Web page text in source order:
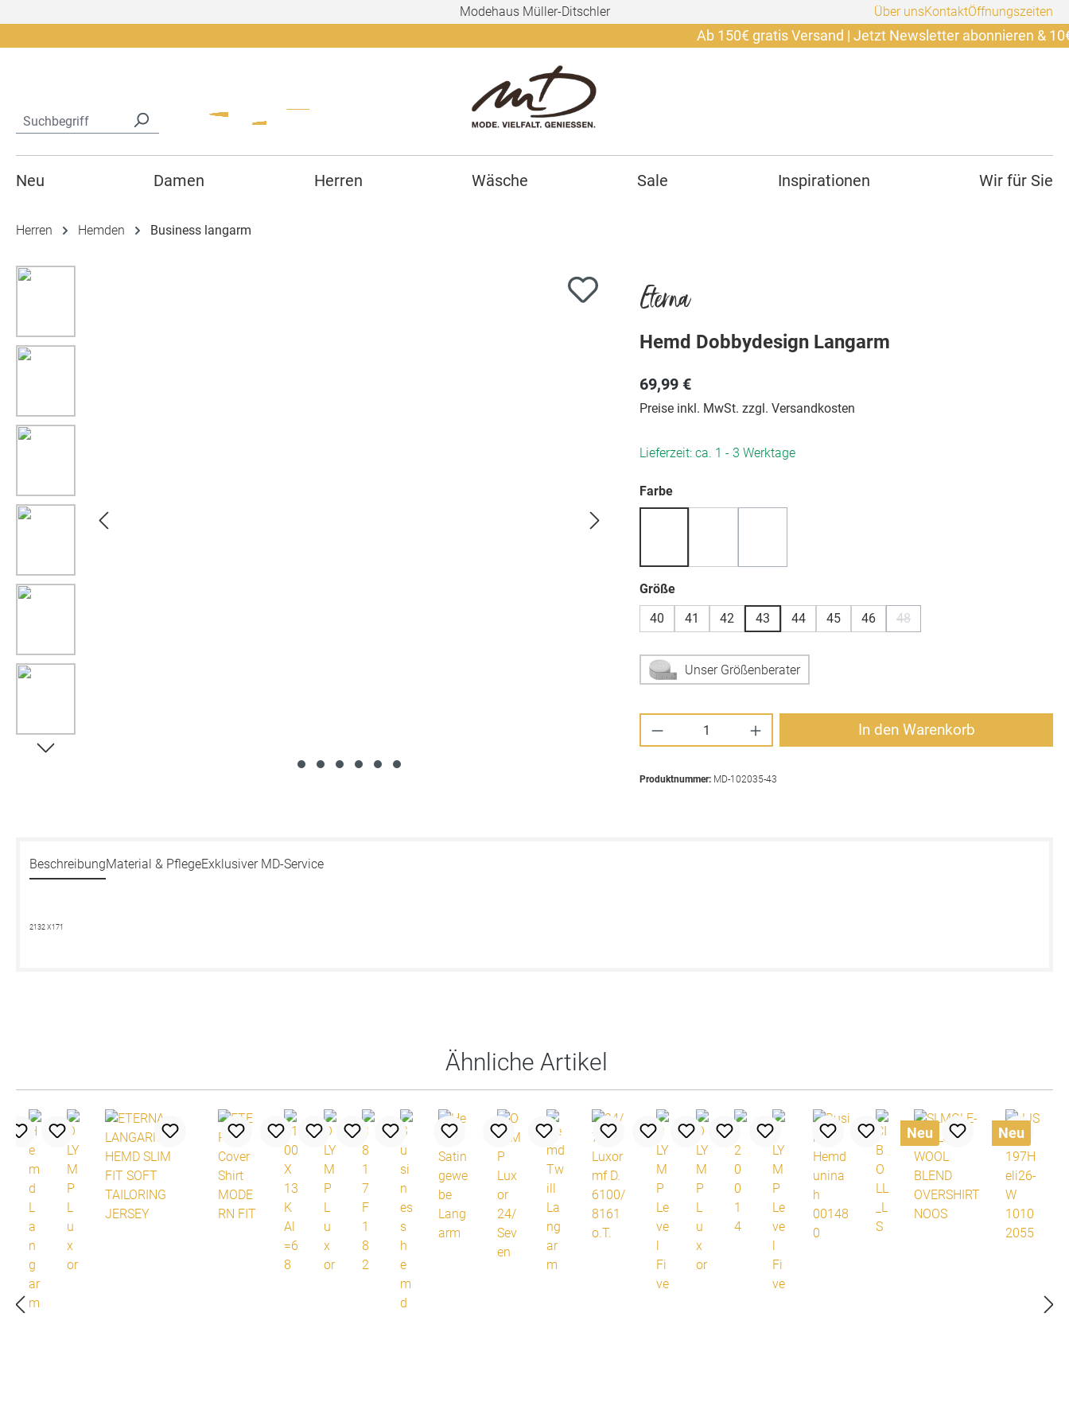
Modehaus Müller-Ditschler Über unsKontaktÖffnungszeiten
Ab 150€ gratis Versand | Jetzt Newsletter abonnieren & 10€
Neu Damen Herren Wäsche Sale Inspirationen Wir für Sie
Herren Hemden Business langarm
Bildergalerie überspringen
Eterna
Hemd Dobbydesign Langarm
69,99 €
Preise inkl. MwSt. zzgl. Versandkosten
Lieferzeit: ca. 1 - 3 Werktage
Farbeauswählen
Größeauswählen
40
41 42 43 44 45 46 48
Unser Größenberater
Produkt Anzahl: Gib den gewünschten Wert ein
In den Warenkorb
Produktnummer: MD-102035-43
BeschreibungMaterial & PflegeExklusiver MD-Service
2132 X171
Ähnliche Artikel
Neu Neu